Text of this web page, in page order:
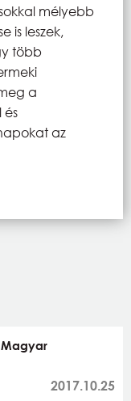
mélyebb
is leszek,
több
a
az
2017.10.25